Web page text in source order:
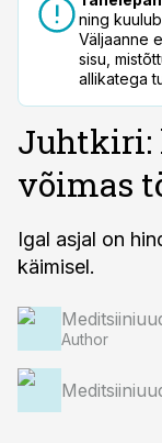
ning
Väljaanne
sisu,
allikatega
Juhtkiri:
võimas
Igal asjal on
käimisel.
Author